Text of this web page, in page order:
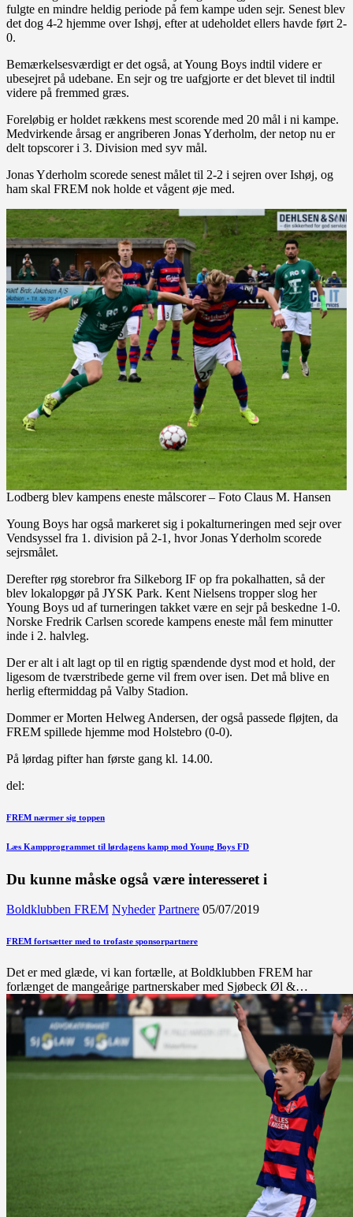
fulgte en mindre heldig periode på fem kampe uden sejr. Senest blev
det dog 4-2 hjemme over Ishøj, efter at udeholdet ellers havde ført 2-
0.
Bemærkelsesværdigt er det også, at Young Boys indtil videre er
ubesejret på udebane. En sejr og tre uafgjorte er det blevet til indtil
videre på fremmed græs.
Foreløbig er holdet rækkens mest scorende med 20 mål i ni kampe.
Medvirkende årsag er angriberen Jonas Yderholm, der netop nu er
delt topscorer i 3. Division med syv mål.
Jonas Yderholm scorede senest målet til 2-2 i sejren over Ishøj, og
ham skal FREM nok holde et vågent øje med.
Lodberg blev kampens eneste målscorer – Foto Claus M. Hansen
Young Boys har også markeret sig i pokalturneringen med sejr over
Vendsyssel fra 1. division på 2-1, hvor Jonas Yderholm scorede
sejrsmålet.
Derefter røg storebror fra Silkeborg IF op fra pokalhatten, så der
blev lokalopgør på JYSK Park. Kent Nielsens tropper slog her
Young Boys ud af turneringen takket være en sejr på beskedne 1-0.
Norske Fredrik Carlsen scorede kampens eneste mål fem minutter
inde i 2. halvleg.
Der er alt i alt lagt op til en rigtig spændende dyst mod et hold, der
ligesom de tværstribede gerne vil frem over isen. Det må blive en
herlig eftermiddag på Valby Stadion.
Dommer er Morten Helweg Andersen, der også passede fløjten, da
FREM spillede hjemme mod Holstebro (0-0).
På lørdag pifter han første gang kl. 14.00.
del:
Indlægsnavigation
Forrige
FREM nærmer sig toppen
Næste
Læs Kampprogrammet til lørdagens kamp mod Young Boys FD
Du kunne måske også være interesseret i
Boldklubben FREM Nyheder Partnere 05/07/2019
FREM fortsætter med to trofaste sponsorpartnere
Det er med glæde, vi kan fortælle, at Boldklubben FREM har
forlænget de mangeårige partnerskaber med Sjøbeck Øl &…